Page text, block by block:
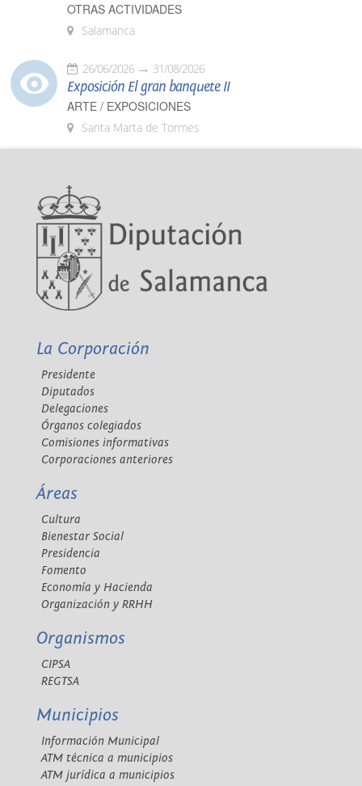
OTRAS ACTIVIDADES
Salamanca
26/06/2026 31/08/2026
Exposición El gran banquete II
ARTE / EXPOSICIONES
Santa Marta de Tormes
La Corporación
Presidente
Diputados
Delegaciones
Órganos colegiados
Comisiones informativas
Corporaciones anteriores
Áreas
Cultura
Bienestar Social
Presidencia
Fomento
Economía y Hacienda
Organización y RRHH
Organismos
CIPSA
REGTSA
Municipios
Información Municipal
ATM técnica a municipios
ATM jurídica a municipios